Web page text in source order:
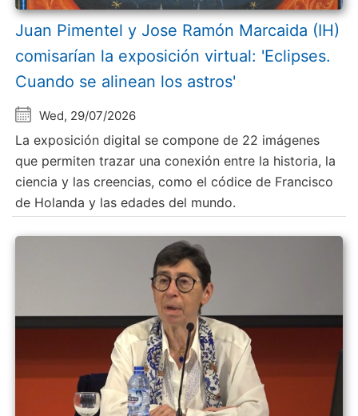
Juan Pimentel y Jose Ramón Marcaida (IH)
comisarían la exposición virtual: 'Eclipses.
Cuando se alinean los astros'
Wed, 29/07/2026
La exposición digital se compone de 22 imágenes
que permiten trazar una conexión entre la historia, la
ciencia y las creencias, como el códice de Francisco
de Holanda y las edades del mundo.